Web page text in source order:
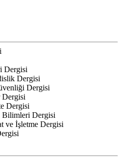
Dergisi
Dergisi
Dergisi
Dergisi
Dergisi
Bilimleri Dergisi
ve İşletme Dergisi